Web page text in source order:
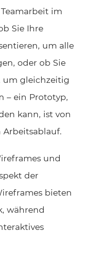
im
Sie Ihre
um alle
oder ob Sie
um gleichzeitig
– ein Prototyp,
kann, ist von
und
der
bieten
während